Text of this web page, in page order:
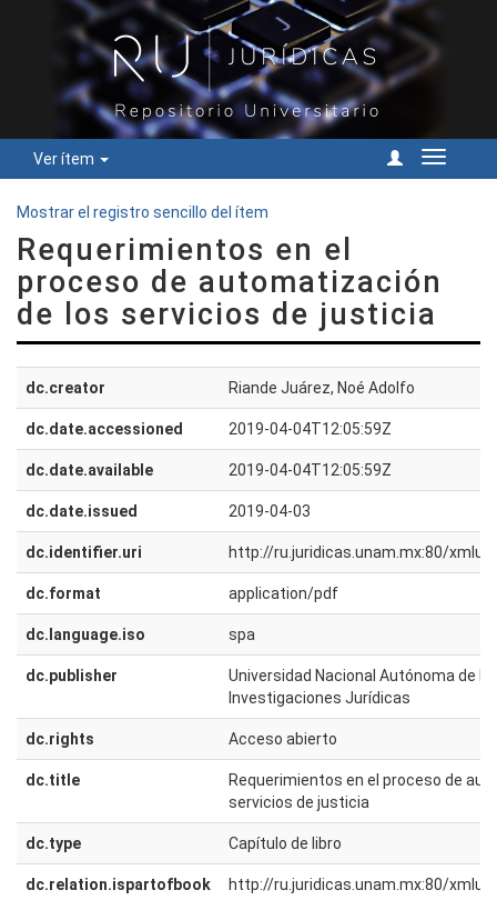
Ver ítem
Cambiar
Mostrar el registro sencillo del ítem
Requerimientos en el
proceso de automatización
de los servicios de justicia
dc.creator Riande Juárez, Noé Adolfo
dc.date.accessioned 2019-04-04T12:05:59Z
dc.date.available 2019-04-04T12:05:59Z
dc.date.issued 2019-04-03
dc.identifier.uri http://ru.juridicas.unam.mx:80/
dc.format application/pdf
dc.language.iso spa
dc.publisher
Universidad Nacional Autónoma de
Investigaciones Jurídicas
dc.rights Acceso abierto
dc.title
Requerimientos en el proceso de
servicios de justicia
dc.type Capítulo de libro
dc.relation.ispartofbook http://ru.juridicas.unam.mx:80/